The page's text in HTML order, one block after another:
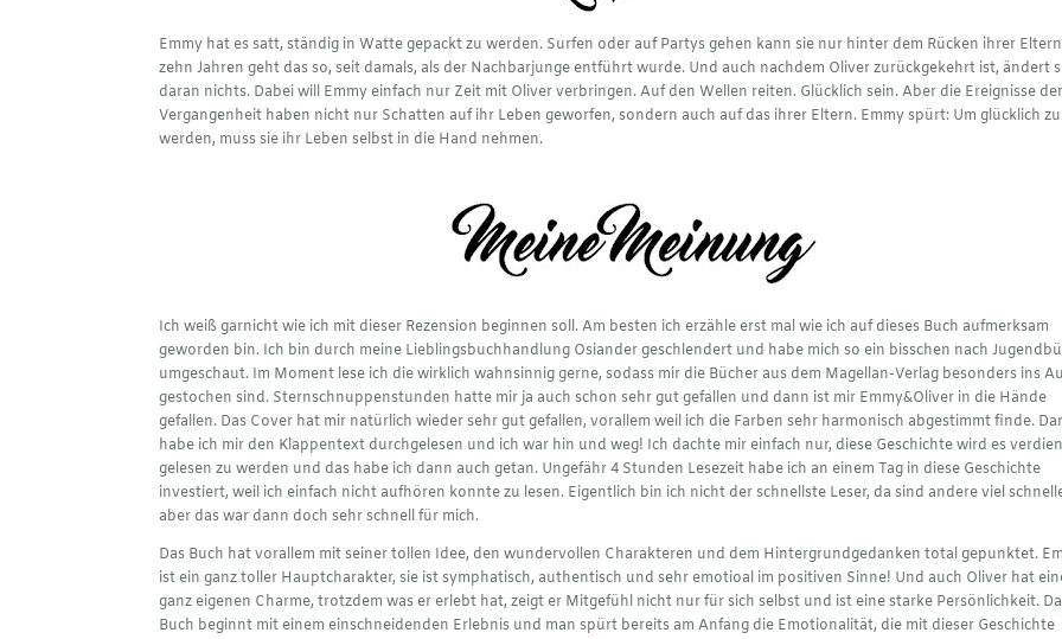
Emmy hat es satt, ständig in Watte gepackt zu werden. Surfen oder auf Partys gehen kann sie nur hinter dem Rücken ihrer
zehn Jahren geht das so, seit damals, als der Nachbarjunge entführt wurde. Und auch nachdem Oliver zurückgekehrt ist, ändert
daran nichts. Dabei will Emmy einfach nur Zeit mit Oliver verbringen. Auf den Wellen reiten. Glücklich sein. Aber die Ereignisse
Vergangenheit haben nicht nur Schatten auf ihr Leben geworfen, sondern auch auf das ihrer Eltern. Emmy spürt: Um glücklich zu
werden, muss sie ihr Leben selbst in die Hand nehmen.
Ich weiß garnicht wie ich mit dieser Rezension beginnen soll. Am besten ich erzähle erst mal wie ich auf dieses Buch aufmerksam
geworden bin. Ich bin durch meine Lieblingsbuchhandlung Osiander geschlendert und habe mich so ein bisschen nach
umgeschaut. Im Moment lese ich die wirklich wahnsinnig gerne, sodass mir die Bücher aus dem Magellan-Verlag besonders ins
gestochen sind. Sternschnuppenstunden hatte mir ja auch schon sehr gut gefallen und dann ist mir Emmy&Oliver in die Hände
gefallen. Das Cover hat mir natürlich wieder sehr gut gefallen, vorallem weil ich die Farben sehr harmonisch abgestimmt finde.
habe ich mir den Klappentext durchgelesen und ich war hin und weg! Ich dachte mir einfach nur, diese Geschichte wird es
gelesen zu werden und das habe ich dann auch getan. Ungefähr 4 Stunden Lesezeit habe ich an einem Tag in diese Geschichte
investiert, weil ich einfach nicht aufhören konnte zu lesen. Eigentlich bin ich nicht der schnellste Leser, da sind andere viel
aber das war dann doch sehr schnell für mich.
Das Buch hat vorallem mit seiner tollen Idee, den wundervollen Charakteren und dem Hintergrundgedanken total gepunktet.
ist ein ganz toller Hauptcharakter, sie ist symphatisch, authentisch und sehr emotioal im positiven Sinne! Und auch Oliver hat
ganz eigenen Charme, trotzdem was er erlebt hat, zeigt er Mitgefühl nicht nur für sich selbst und ist eine starke Persönlichkeit.
Buch beginnt mit einem einschneidenden Erlebnis und man spürt bereits am Anfang die Emotionalität, die mit dieser Geschichte